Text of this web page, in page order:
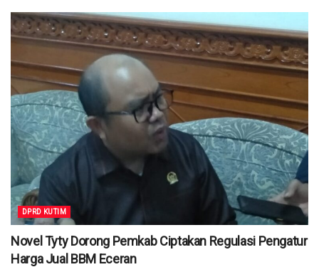
DPRD KUTIM
Novel Tyty Dorong Pemkab Ciptakan Regulasi Pengatur
Harga Jual BBM Eceran